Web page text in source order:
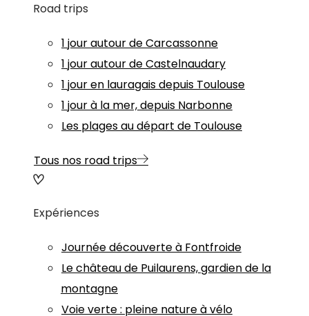
Road trips
1 jour autour de Carcassonne
1 jour autour de Castelnaudary
1 jour en lauragais depuis Toulouse
1 jour à la mer, depuis Narbonne
Les plages au départ de Toulouse
Tous nos road trips
Expériences
Journée découverte à Fontfroide
Le château de Puilaurens, gardien de la
montagne
Voie verte : pleine nature à vélo